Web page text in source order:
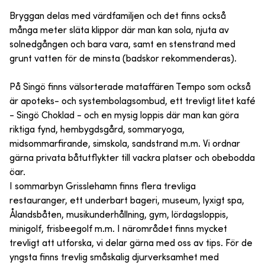
Bryggan delas med värdfamiljen och det finns också
många meter släta klippor där man kan sola, njuta av
solnedgången och bara vara, samt en stenstrand med
grunt vatten för de minsta (badskor rekommenderas).
På Singö finns välsorterade mataffären Tempo som också
är apoteks- och systembolagsombud, ett trevligt litet kafé
- Singö Choklad - och en mysig loppis där man kan göra
riktiga fynd, hembygdsgård, sommaryoga,
midsommarfirande, simskola, sandstrand m.m. Vi ordnar
gärna privata båtutflykter till vackra platser och obebodda
öar.
I sommarbyn Grisslehamn finns flera trevliga
restauranger, ett underbart bageri, museum, lyxigt spa,
Ålandsbåten, musikunderhållning, gym, lördagsloppis,
minigolf, frisbeegolf m.m. I närområdet finns mycket
trevligt att utforska, vi delar gärna med oss av tips. För de
yngsta finns trevlig småskalig djurverksamhet med